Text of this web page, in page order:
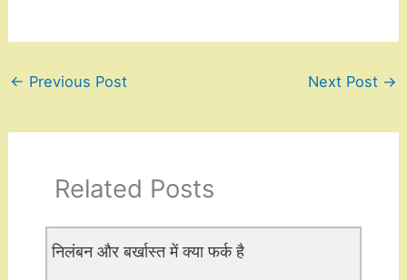
← Previous Post Next Post →
Related Posts
निलंबन और बर्खास्त में क्या फर्क है